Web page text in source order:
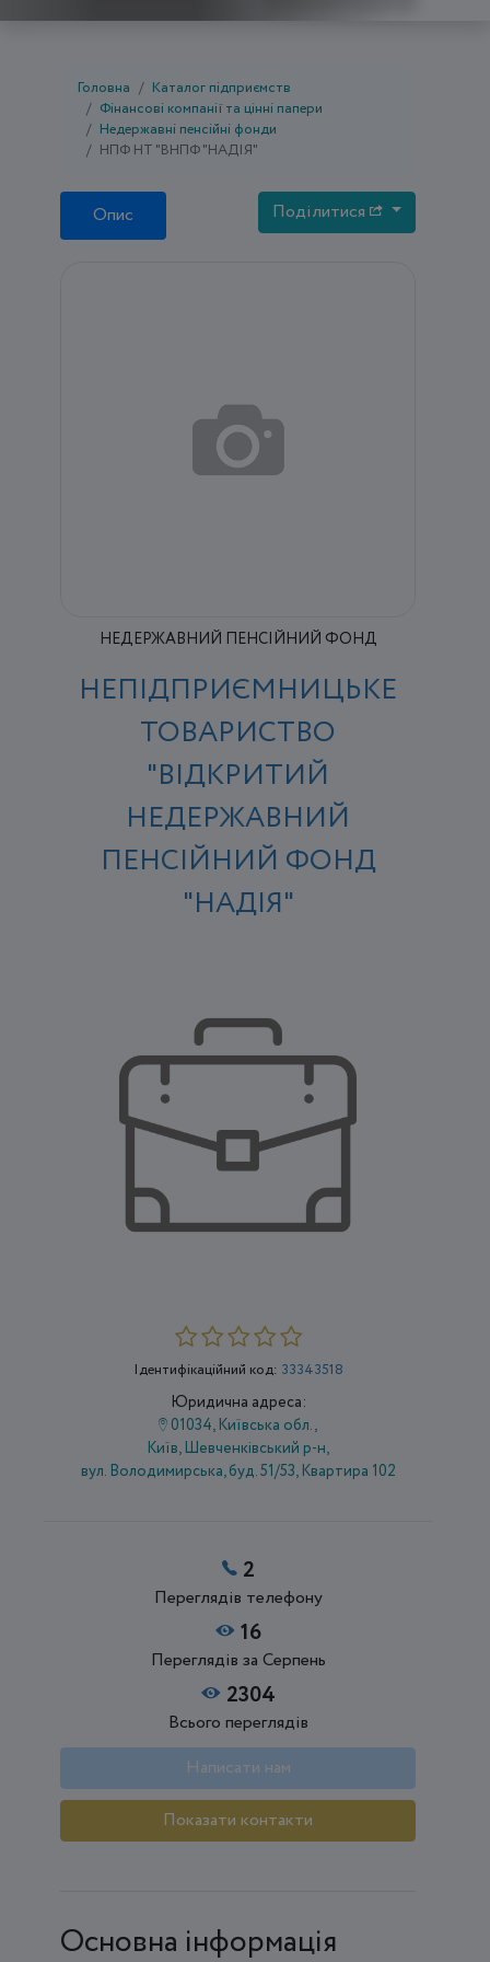
Головна
Каталог підприємств
Фінансові компанії та цінні папери
Недержавні пенсійні фонди
НПФ НТ "ВНПФ "НАДІЯ"
Опис Поділитися
НЕДЕРЖАВНИЙ ПЕНСІЙНИЙ ФОНД
НЕПІДПРИЄМНИЦЬКЕ
ТОВАРИСТВО
"ВІДКРИТИЙ
НЕДЕРЖАВНИЙ
ПЕНСІЙНИЙ ФОНД
"НАДІЯ"
Ідентифікаційний код: 33343518
Юридична адреса:
01034, Київська обл.,
Київ, Шевченківський р-н,
вул. Володимирська, буд. 51/53, Квартира 102
2
Переглядів телефону
16
Переглядів за Серпень
2304
Всього переглядів
Написати нам
Показати контакти
Основна інформація